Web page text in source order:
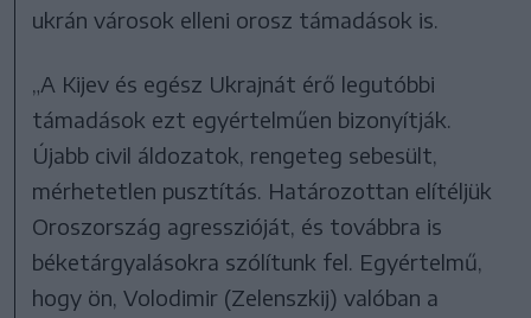
ukrán városok elleni orosz támadások is.
„A Kijev és egész Ukrajnát érő legutóbbi
támadások ezt egyértelműen bizonyítják.
Újabb civil áldozatok, rengeteg sebesült,
mérhetetlen pusztítás. Határozottan elítéljük
Oroszország agresszióját, és továbbra is
béketárgyalásokra szólítunk fel. Egyértelmű,
hogy ön, Volodimir (Zelenszkij) valóban a